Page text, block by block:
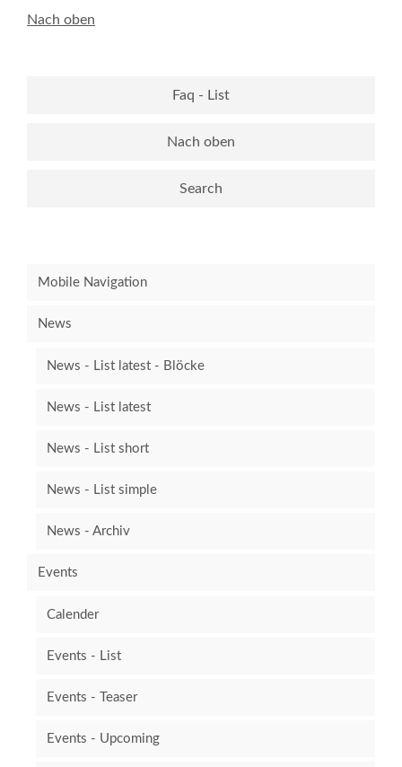
Nach oben
Faq - List
Nach oben
Search
Mobile Navigation
News
News - List latest - Blöcke
News - List latest
News - List short
News - List simple
News - Archiv
Events
Calender
Events - List
Events - Teaser
Events - Upcoming